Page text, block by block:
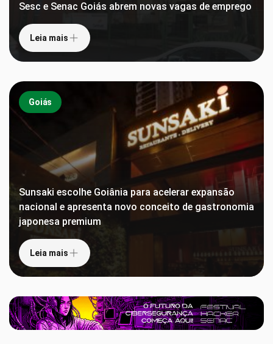
Sesc e Senac Goiás abrem novas vagas de emprego
Leia mais
Goiás
Sunsaki escolhe Goiânia para acelerar expansão
nacional e apresenta novo conceito de gastronomia
japonesa premium
Leia mais